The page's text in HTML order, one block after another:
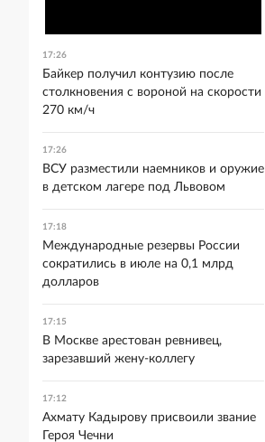
17:26
Байкер получил контузию после
столкновения с вороной на скорости
270 км/ч
17:26
ВСУ разместили наемников и оружие
в детском лагере под Львовом
17:18
Международные резервы России
сократились в июле на 0,1 млрд
долларов
17:15
В Москве арестован ревнивец,
зарезавший жену-коллегу
17:12
Ахмату Кадырову присвоили звание
Героя Чечни